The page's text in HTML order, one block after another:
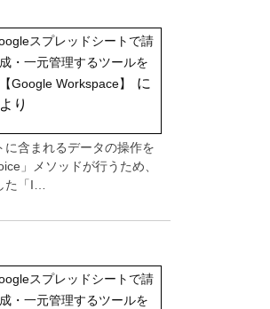
スプレッドシートで請
・一元管理するツールを
Google Workspace】
に
より
に含まれるデータの操作を
」メソッドが行うため、
た「I…
スプレッドシートで請
・一元管理するツールを